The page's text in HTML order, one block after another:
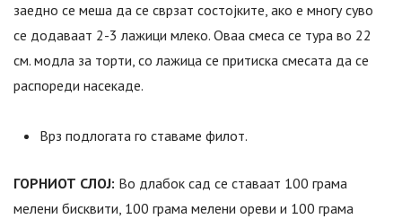
заедно се меша да се сврзат состојките, ако е многу суво
се додаваат 2-3 лажици млеко. Оваа смеса се тура во 22
см. модла за торти, со лажица се притиска смесата да се
распореди насекаде.
Врз подлогата го ставаме филот.
ГОРНИОТ СЛОЈ: Во длабок сад се ставаат 100 грама
мелени бисквити, 100 грама мелени ореви и 100 грама